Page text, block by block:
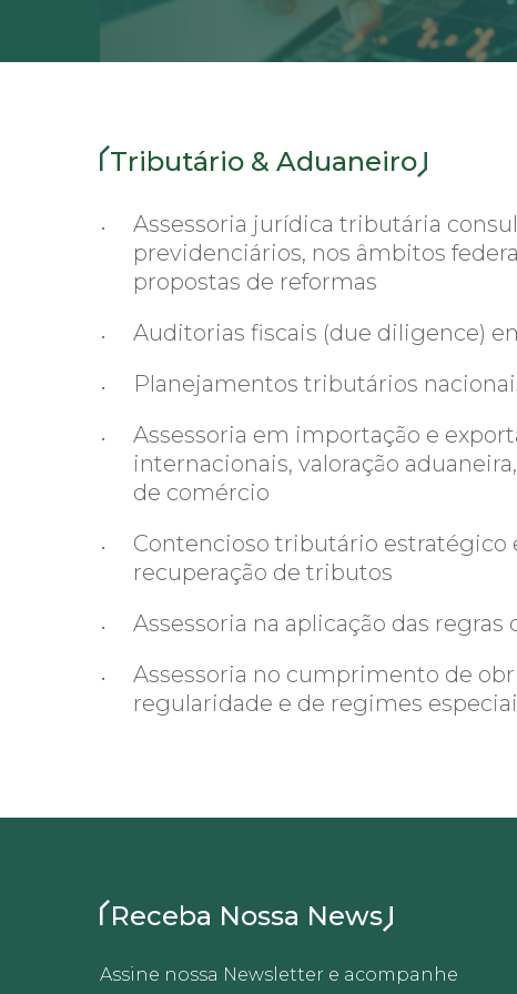
Tributário & Aduaneiro
Assessoria jurídica tributária
previdenciários, nos âmbitos
propostas de reformas
Auditorias fiscais (due diligence)
Planejamentos tributários
Assessoria em importação e
internacionais, valoração
de comércio
Contencioso tributário estratégico
recuperação de tributos
Assessoria na aplicação das
Assessoria no cumprimento de
regularidade e de regimes
Receba Nossa News
Assine nossa Newsletter e acompanhe